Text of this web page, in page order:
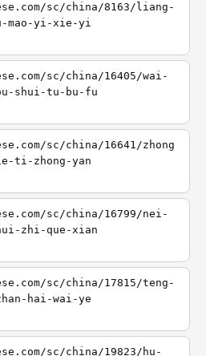
sc/china/8163/liang-
mao-yi-xie-yi
sc/china/16405/wai-
shui-tu-bu-fu
sc/china/16641/zhong
ti-zhong-yan
sc/china/16799/nei-
zhi-que-xian
sc/china/17815/teng-
hai-wai-ye
sc/china/19823/hu-